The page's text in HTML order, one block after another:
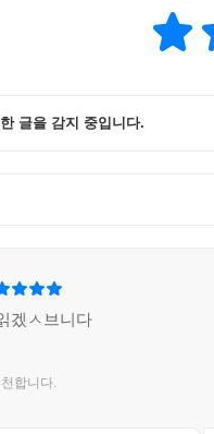
생히 기억한다. 내가 책을
에 시달리던 전업주부는 그
히 내가 만화를 좋아하는 애
때 한껏 높아졌던 콧대
글을 감지 중입니다.
겠ㅅ브니다
합니다.